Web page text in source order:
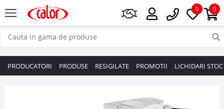
0
0
PRODUCATORI PRODUSE RESIGILATE PROMOTII LICHIDARI STOC